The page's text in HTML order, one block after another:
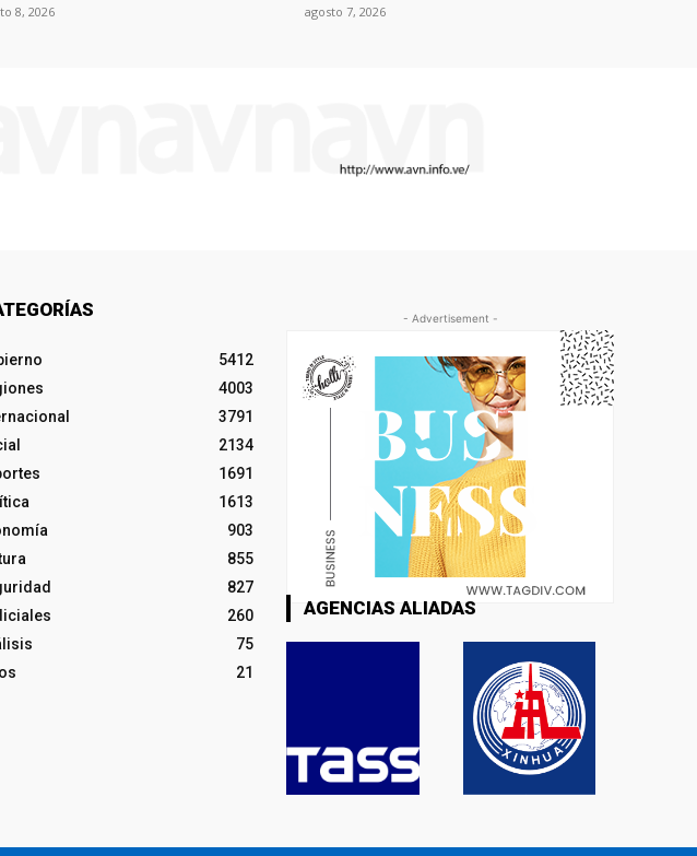
8, 2026 agosto 7, 2026
5412
4003
3791
2134
1691
1613
903
855
827
260
75
21
- Advertisement -
AGENCIAS ALIADAS